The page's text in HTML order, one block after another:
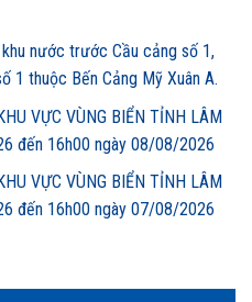
nước trước Cầu cảng số 1,
1 thuộc Bến Cảng Mỹ Xuân A.
VỰC VÙNG BIỂN TỈNH LÂM
đến 16h00 ngày 08/08/2026
VỰC VÙNG BIỂN TỈNH LÂM
đến 16h00 ngày 07/08/2026